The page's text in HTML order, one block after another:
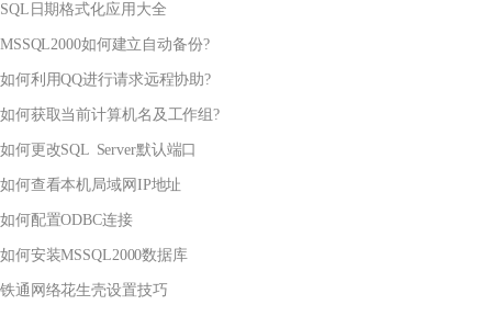
SQL日期格式化应用大全
MSSQL2000如何建立自动备份?
如何利用QQ进行请求远程协助?
如何获取当前计算机名及工作组?
如何更改SQL Server默认端口
如何查看本机局域网IP地址
如何配置ODBC连接
如何安装MSSQL2000数据库
铁通网络花生壳设置技巧